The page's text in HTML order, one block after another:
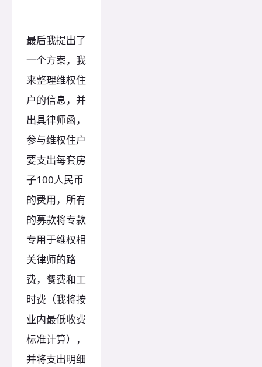
最后我提出了
一个方案，我
来整理维权住
户的信息，并
出具律师函，
参与维权住户
要支出每套房
子100人民币
的费用，所有
的募款将专款
专用于维权相
关律师的路
费，餐费和工
时费（我将按
业内最低收费
标准计算），
并将支出明细